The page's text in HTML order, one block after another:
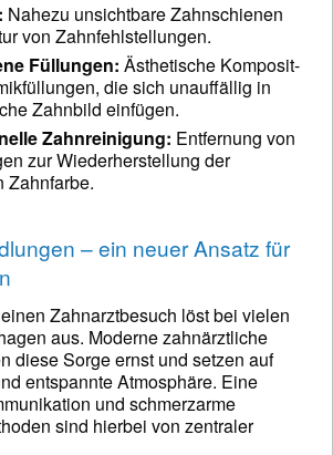
Nahezu unsichtbare Zahnschienen
von Zahnfehlstellungen.
Füllungen: Ästhetische Komposit-
die sich unauffällig in
Zahnbild einfügen.
Zahnreinigung: Entfernung von
zur Wiederherstellung der
Zahnfarbe.
– ein neuer Ansatz für
Zahnarztbesuch löst bei vielen
aus. Moderne zahnärztliche
diese Sorge ernst und setzen auf
entspannte Atmosphäre. Eine
und schmerzarme
sind hierbei von zentraler